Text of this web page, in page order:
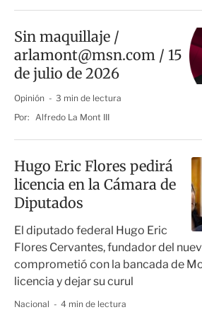
Sin maquillaje /
arlamont@msn.com / 15
de julio de 2026
Opinión
3 min de lectura
Por: Alfredo La Mont III
Hugo Eric Flores pedirá
licencia en la Cámara de
Diputados
El diputado federal Hugo Eric
Flores Cervantes, fundador del
comprometió con la bancada de
licencia y dejar su curul
Nacional
4 min de lectura